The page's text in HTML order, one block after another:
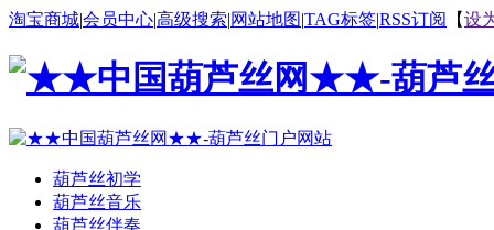
淘宝商城|会员中心|高级搜索|网站地图|TAG标签|RSS订阅 【设
葫芦丝初学
葫芦丝音乐
葫芦丝伴奏